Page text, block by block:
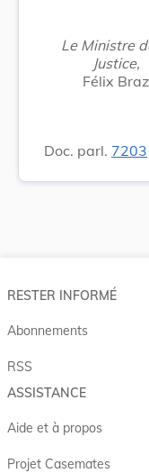
Le Ministre
Justice,
Félix Braz
Doc. parl. 7203
RESTER INFORMÉ
Abonnements
RSS
ASSISTANCE
Aide et à propos
Projet Casemates